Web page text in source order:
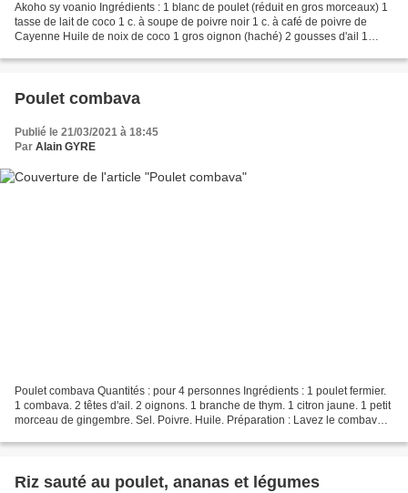
Akoho sy voanio Ingrédients : 1 blanc de poulet (réduit en gros morceaux) 1
tasse de lait de coco 1 c. à soupe de poivre noir 1 c. à café de poivre de
Cayenne Huile de noix de coco 1 gros oignon (haché) 2 gousses d'ail 1
Poulet combava
Publié le 21/03/2021 à 18:45
Par Alain GYRE
Poulet combava Quantités : pour 4 personnes Ingrédients : 1 poulet fermier.
1 combava. 2 têtes d'ail. 2 oignons. 1 branche de thym. 1 citron jaune. 1 petit
morceau de gingembre. Sel. Poivre. Huile. Préparation : Lavez le combava,
Riz sauté au poulet, ananas et légumes